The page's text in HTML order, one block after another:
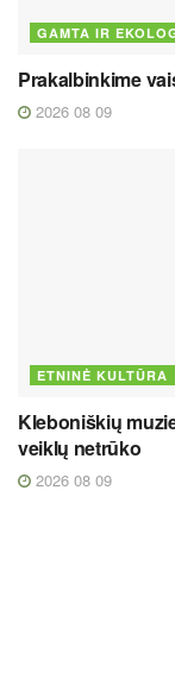
GAMTA IR
Prakalbinkime
2026 08 09
ETNINĖ KULTŪRA
Kleboniškių
veiklų netrūko
2026 08 09